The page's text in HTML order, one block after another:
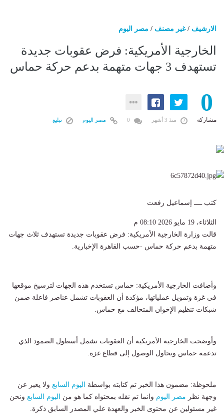
الارشيف /غير مصنف / مصر اليوم
الخارجية الأمريكية: فرض عقوبات جديدة
تستهدف 3 جهات متهمة بدعم حركة حماس
0
مشاركة منذ 3 أشهر مصر اليوم تبليغ
كتب ــــ إسماعيل رفعت
الثلاثاء، 19 مايو 2026 08:10 م
قالت وزارة الخارجية الأمريكية: فرض عقوبات جديدة تستهدف ثلاث جهات
متهمة بدعم حركة حماس -حسب القاهرة الإخبارية.
وأضافت الخارجية الأمريكية: حماس تستخدم هذه الجهات لترسيخ موقعها
في غزة وتمويل عملياتها، مؤكدة أن العقوبات تشمل عناصر فاعلة ضمن
شبكات تنظيم الإخوان المتحالف مع حماس.
وأوضحت الخارجية الأمريكية أن العقوبات تشمل أسطول الصمود الذي
تدعمه حماس ويحاول الوصول إلى قطاع غزة.
ملحوظة: مضمون هذا الخبر تم كتابته بواسطة اليوم السابع ولا يعبر عن
وجهة نظر مصر اليوم وانما تم نقله بمحتواه كما هو من اليوم السابع ونحن
غير مسئولين عن محتوى الخبر والعهدة علي المصدر السابق ذكرة.